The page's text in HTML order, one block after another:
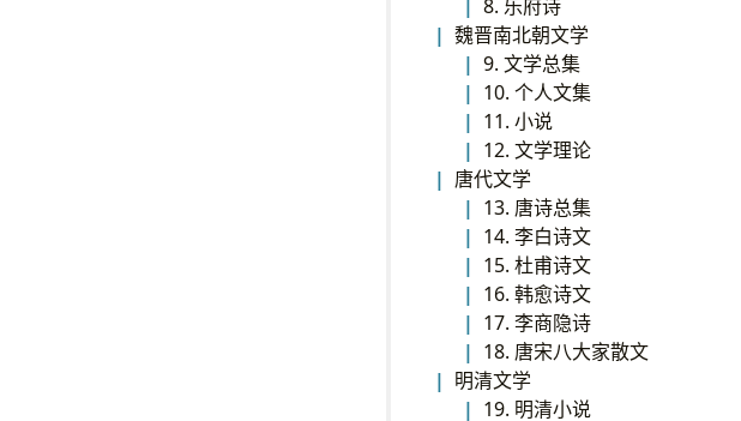
8. 乐府诗
魏晋南北朝文学
9. 文学总集
10. 个人文集
11. 小说
12. 文学理论
唐代文学
13. 唐诗总集
14. 李白诗文
15. 杜甫诗文
16. 韩愈诗文
17. 李商隐诗
18. 唐宋八大家散文
明清文学
19. 明清小说